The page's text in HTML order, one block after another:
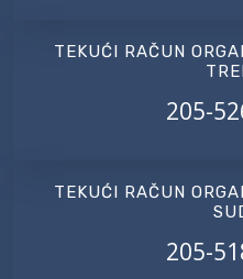
TEKUĆI RAČUN
205-
TEKUĆI RAČUN
205-